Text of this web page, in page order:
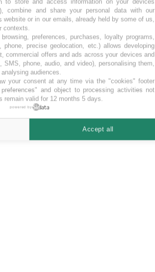
crowdfunding économie vertes.
to store and access information on your devices
combine and share your personal data with our
website or in our emails, already held by some of us,
contexts.
preferences, purchases, loyalty programs,
precise geolocation, etc.) allows developing
commercial offers and ads across your devices and
phone, audio, and video), personalising them,
audiences.
your consent at any time via the "cookies" footer
and object to processing activities not
valid for 12 months 5 days.
powered by
Accept all